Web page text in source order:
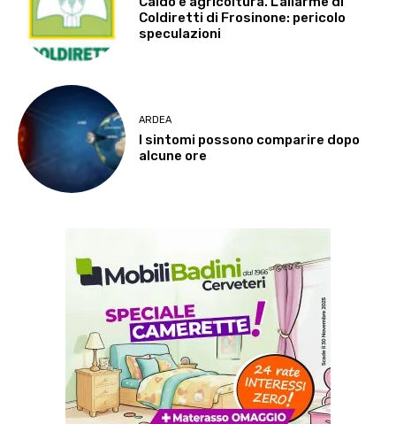
Coldiretti di Frosinone: pericolo
speculazioni
ARDEA
I sintomi possono comparire dopo
alcune ore